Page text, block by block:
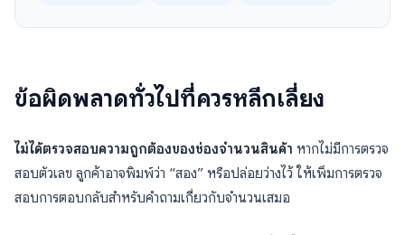
ข้อผิดพลาดทั่วไปที่ควรหลีกเลี่ยง
ไม่ได้ตรวจสอบความถูกต้องของช่องจำนวนสินค้า หากไม่มีการตรวจ
สอบตัวเลข ลูกค้าอาจพิมพ์ว่า “สอง” หรือปล่อยว่างไว้ ให้เพิ่มการตรวจ
สอบการตอบกลับสำหรับคำถามเกี่ยวกับจำนวนเสมอ